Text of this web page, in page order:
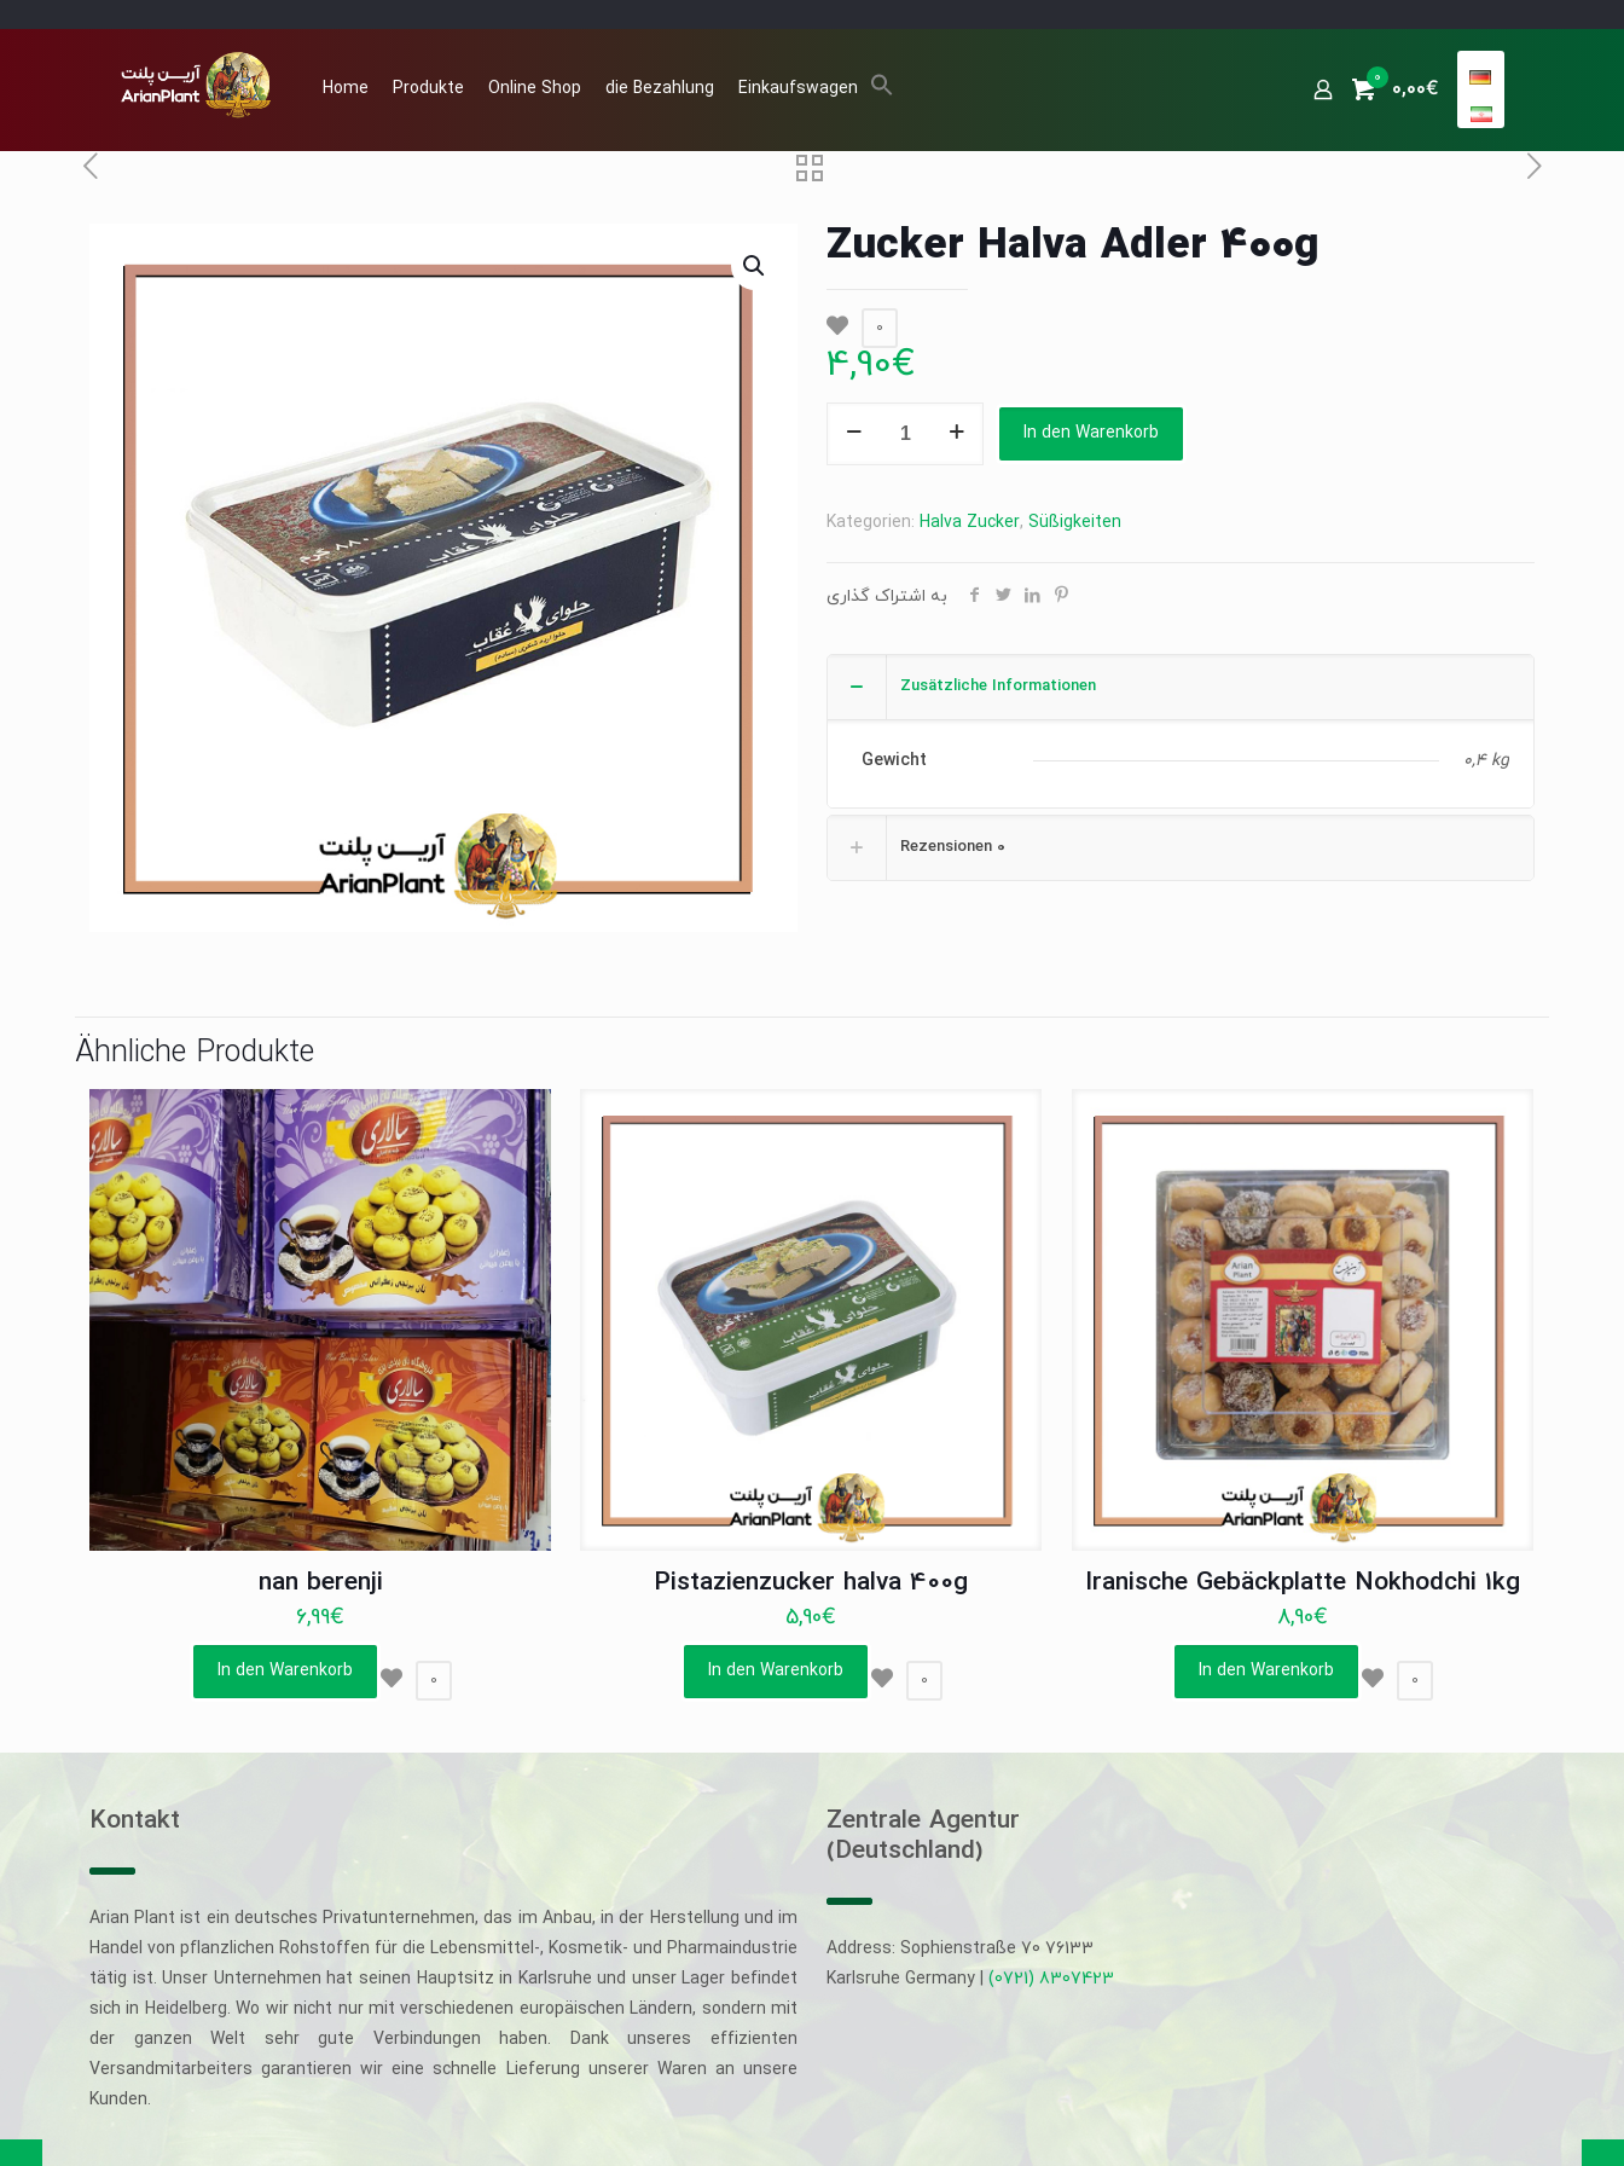
Home Produkte Online Shop die Bezahlung Einkaufswagen 0 0,00€
Zucker Halva Adler 400g
0
4,90€
Menge
In den Warenkorb
Kategorien: Halva Zucker, Süßigkeiten
به اشتراک گذاری
Zusätzliche Informationen
Gewicht 0,4 kg
Rezensionen 0
Ähnliche Produkte
nan berenji
6,99€
In den Warenkorb 0
Pistazienzucker halva 400g
5,90€
In den Warenkorb 0
Iranische Gebäckplatte Nokhodchi 1kg
8,90€
In den Warenkorb 0
Kontakt
Arian Plant ist ein deutsches Privatunternehmen, das im Anbau, in der Herstellung und im
Handel von pflanzlichen Rohstoffen für die Lebensmittel-, Kosmetik- und Pharmaindustrie
tätig ist. Unser Unternehmen hat seinen Hauptsitz in Karlsruhe und unser Lager befindet
sich in Heidelberg. Wo wir nicht nur mit verschiedenen europäischen Ländern, sondern mit
der ganzen Welt sehr gute Verbindungen haben. Dank unseres effizienten
Versandmitarbeiters garantieren wir eine schnelle Lieferung unserer Waren an unsere
Kunden.
Zentrale Agentur
(Deutschland)
Address: Sophienstraße 70 76133
Karlsruhe Germany | (0721) 8307423